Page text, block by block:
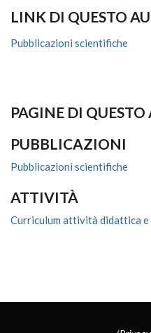
LINK DI QUESTO
Pubblicazioni scientifiche
PAGINE DI QUESTO
PUBBLICAZIONI
Pubblicazioni scientifiche
ATTIVITÀ
Curriculum attività didattica e